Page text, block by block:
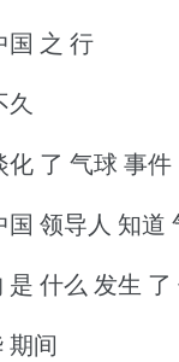
国 之 行
久
化 了 气球 事件
领导人 知道
是 什么 发生
期间